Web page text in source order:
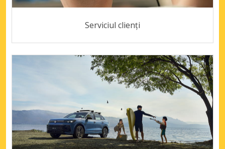
Serviciul clienți